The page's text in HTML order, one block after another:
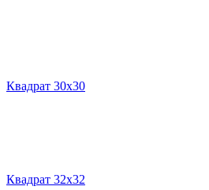
Квадрат 30х30
Квадрат 32х32